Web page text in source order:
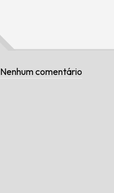
Nenhum comentário